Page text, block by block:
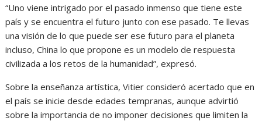
“Uno viene intrigado por el pasado inmenso que tiene este
país y se encuentra el futuro junto con ese pasado. Te llevas
una visión de lo que puede ser ese futuro para el planeta
incluso, China lo que propone es un modelo de respuesta
civilizada a los retos de la humanidad”, expresó.
Sobre la enseñanza artística, Vitier consideró acertado que en
el país se inicie desde edades tempranas, aunque advirtió
sobre la importancia de no imponer decisiones que limiten la